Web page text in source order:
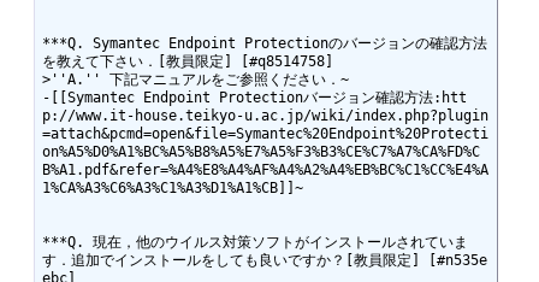
***Q. Symantec Endpoint Protectionのバージョンの確認方法
を教えて下さい．[教員限定] [#q8514758]
>''A.'' 下記マニュアルをご参照ください．~
-[[Symantec Endpoint Protectionバージョン確認方法:htt
p://www.it-house.teikyo-u.ac.jp/wiki/index.php?plugin
=attach&pcmd=open&file=Symantec%20Endpoint%20Protecti
on%A5%D0%A1%BC%A5%B8%A5%E7%A5%F3%B3%CE%C7%A7%CA%FD%C
B%A1.pdf&refer=%A4%E8%A4%AF%A4%A2%A4%EB%BC%C1%CC%E4%A
1%CA%A3%C6%A3%C1%A3%D1%A1%CB]]~
***Q. 現在，他のウイルス対策ソフトがインストールされていま
す．追加でインストールをしても良いですか？[教員限定] [#n535e